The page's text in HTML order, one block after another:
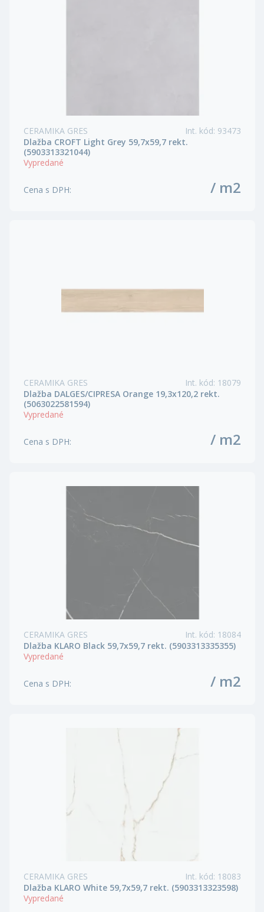
CERAMIKA GRES Int. kód: 93473
Dlažba CROFT Light Grey 59,7x59,7 rekt.
(5903313321044)
Vypredané
Cena s DPH: / m2
CERAMIKA GRES Int. kód: 18079
Dlažba DALGES/CIPRESA Orange 19,3x120,2 rekt.
(5063022581594)
Vypredané
Cena s DPH: / m2
CERAMIKA GRES Int. kód: 18084
Dlažba KLARO Black 59,7x59,7 rekt. (5903313335355)
Vypredané
Cena s DPH: / m2
CERAMIKA GRES Int. kód: 18083
Dlažba KLARO White 59,7x59,7 rekt. (5903313323598)
Vypredané